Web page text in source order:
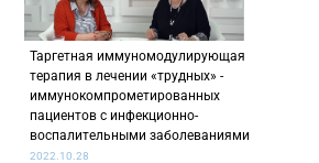
Таргетная иммуномодулирующая
терапия в лечении «трудных» -
иммунокомпрометированных
пациентов с инфекционно-
воспалительными заболеваниями
2022.10.28